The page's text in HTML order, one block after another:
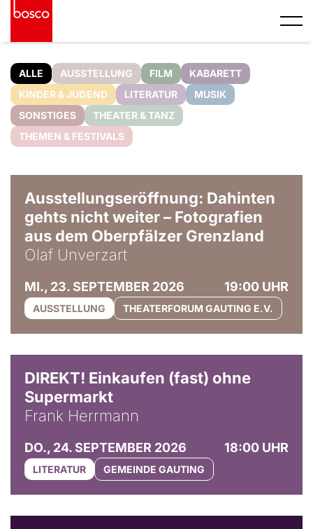
ALLE AUSSTELLUNG FILM
KABARETT
KINDER & JUGEND
LITERATUR
MUSIK
SONSTIGES
THEATER & TANZ
THEMEN & FESTIVALS
Ausstellungseröffnung: Dahinten
gehts nicht weiter – Fotografien
aus dem Oberpfälzer Grenzland
Olaf Unverzart
MI., 23. SEPTEMBER 2026 19:00 UHR
AUSSTELLUNG THEATERFORUM GAUTING E.V.
DIREKT! Einkaufen (fast) ohne
Supermarkt
Frank Herrmann
DO., 24. SEPTEMBER 2026 18:00 UHR
LITERATUR GEMEINDE GAUTING